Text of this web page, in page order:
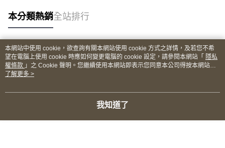
本分類熱銷全站排行
熱門標籤
本網站中使用 cookie，欲查詢有關本網站使用 cookie 方式之詳情，及若您不希
望在電腦上使用 cookie 時應如何變更電腦的 cookie 設定，請參閱本網站「 隱私
權條款 」之 Cookie 聲明。您繼續使用本網站即表示您同意本公司得按本網站使
用條款之 Cookie 聲明使用 cookie。
了解更多 >
我知道了